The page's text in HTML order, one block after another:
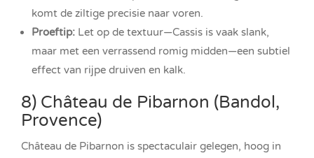
komt de ziltige precisie naar voren.
Proeftip: Let op de textuur—Cassis is vaak slank,
maar met een verrassend romig midden—een subtiel
effect van rijpe druiven en kalk.
8) Château de Pibarnon (Bandol,
Provence)
Château de Pibarnon is spectaculair gelegen, hoog in